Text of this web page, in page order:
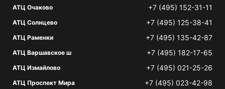
АТЦ Очаково +7 (495) 152-31-11
АТЦ Солнцево +7 (495) 125-38-41
АТЦ Раменки +7 (495) 135-42-87
АТЦ Варшавское ш +7 (495) 182-17-65
АТЦ Измайлово +7 (495) 021-25-26
АТЦ Проспект Мира +7 (495) 023-42-98